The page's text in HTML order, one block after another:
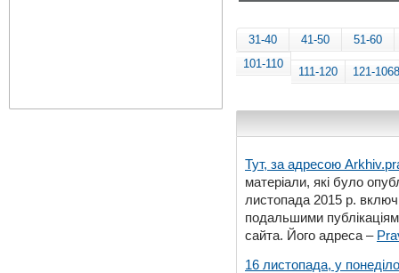
31-40 41-50
51-60
101-110
111-120 121-1068
Тут, за адресою
матеріали, які було
листопада 2015 р.
подальшими
сайта. Його адреса –
16 листопада, у